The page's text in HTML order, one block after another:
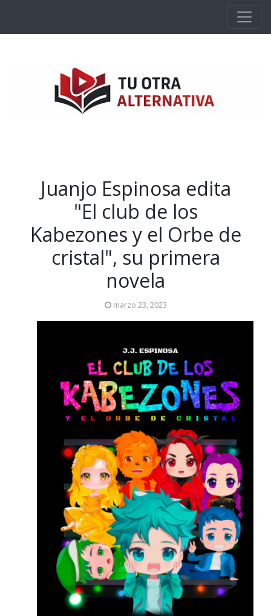
Juanjo Espinosa edita
"El club de los
Kabezones y el Orbe de
cristal", su primera
novela
marzo 23, 2023